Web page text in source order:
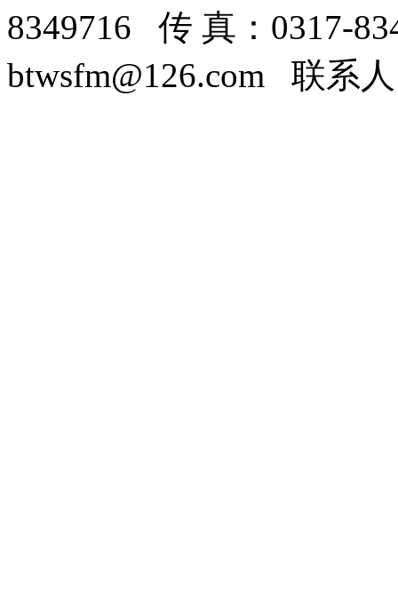
8349716 传 真：0317-
btwsfm@126.com 联系